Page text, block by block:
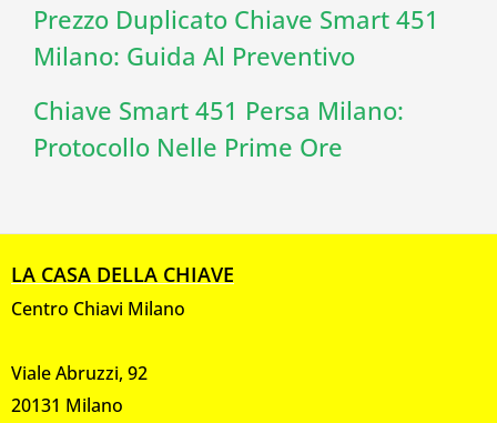
Prezzo Duplicato Chiave Smart 451
Milano: Guida Al Preventivo
Chiave Smart 451 Persa Milano:
Protocollo Nelle Prime Ore
LA CASA DELLA CHIAVE
Centro Chiavi Milano
Viale Abruzzi, 92
20131 Milano